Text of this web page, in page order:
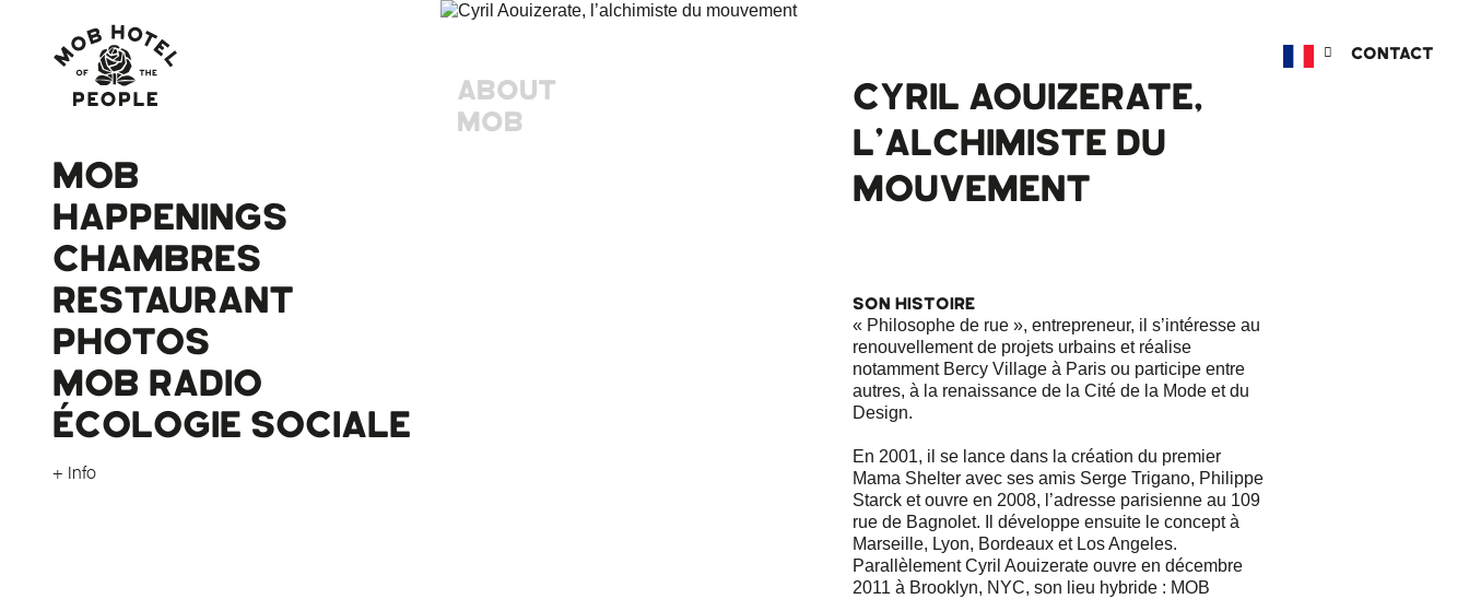
MOB
HAPPENINGS
CHAMBRES
RESTAURANT
PHOTOS
MOB RADIO
ÉCOLOGIE SOCIALE
+ Info
CONTACT
CYRIL AOUIZERATE,
L’ALCHIMISTE DU
MOUVEMENT
ABOUT
MOB
Son Histoire
« Philosophe de rue », entrepreneur, il s’intéresse au
renouvellement de projets urbains et réalise
notamment Bercy Village à Paris ou participe entre
autres, à la renaissance de la Cité de la Mode et du
Design.
En 2001, il se lance dans la création du premier
Mama Shelter avec ses amis Serge Trigano, Philippe
Starck et ouvre en 2008, l’adresse parisienne au 109
rue de Bagnolet. Il développe ensuite le concept à
Marseille, Lyon, Bordeaux et Los Angeles.
Parallèlement Cyril Aouizerate ouvre en décembre
2011 à Brooklyn, NYC, son lieu hybride : MOB